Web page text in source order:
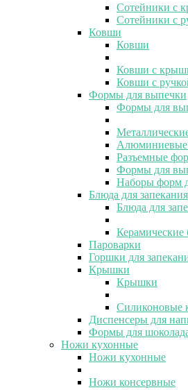
Сотейники с
Сотейники с
Ковши
Ковши
Ковши с
Ковши с
Формы для выпечки
Формы для
Алюминиевые
Разъемные
Формы для
Наборы форм
Блюда для запекания
Блюда для
Керамические
Пароварки
Горшки для
Крышки
Крышки
Силиконовые
Диспенсеры для
Формы для
Ножи кухонные
Ножи кухонные
Ножи консервные